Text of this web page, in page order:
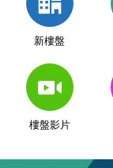
新樓盤
樓盤影片